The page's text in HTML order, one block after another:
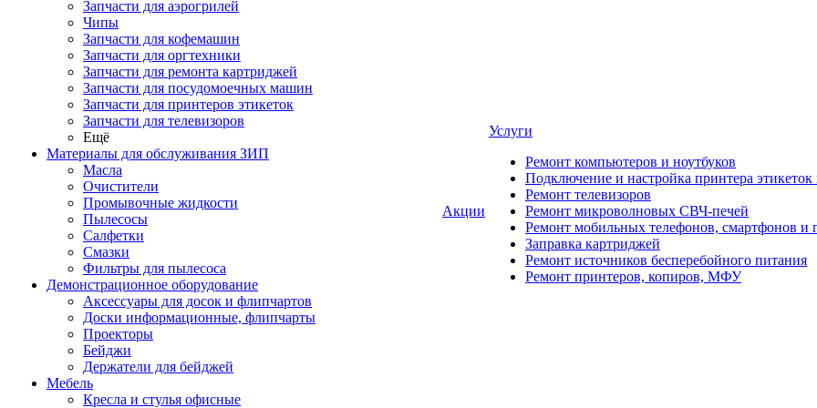
Запчасти для аэрогрилей
Чипы
Запчасти для кофемашин
Запчасти для оргтехники
Запчасти для ремонта картриджей
Запчасти для посудомоечных машин
Запчасти для принтеров этикеток
Запчасти для телевизоров
Ещё
Материалы для обслуживания ЗИП
Масла
Очистители
Промывочные жидкости
Пылесосы
Салфетки
Смазки
Фильтры для пылесоса
Демонстрационное оборудование
Аксессуары для досок и флипчартов
Доски информационные, флипчарты
Проекторы
Бейджи
Держатели для бейджей
Мебель
Кресла и стулья офисные
Акции
Услуги
Ремонт компьютеров и ноутбуков
Подключение и настройка принтера
Ремонт телевизоров
Ремонт микроволновых СВЧ-печей
Ремонт мобильных телефонов, смартфонов и
Заправка картриджей
Ремонт источников бесперебойного питания
Ремонт принтеров, копиров, МФУ